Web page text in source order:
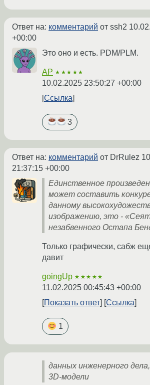
Ответ на: комментарий от ssh2
+00:00
Это оно и есть. PDM/PLM.
AP ★★★★★
10.02.2025 23:50:27 +00:00
Ссылка
3
Ответ на: комментарий от DrRulez
21:37:15 +00:00
Единственное
может составить
данному
изображению, это -
незабвенного Остапа
Только графически, сабж
давит
goingUp ★★★★★
11.02.2025 00:45:43 +00:00
Показать ответ
Ссылка
1
данных инженерного
3D-модели